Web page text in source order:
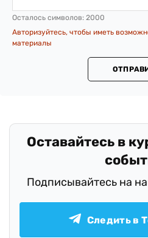
Осталось символов: 2000
Авторизуйтесь, чтобы иметь
материалы
Оставайтесь в
Подписывайтесь на
Следить в